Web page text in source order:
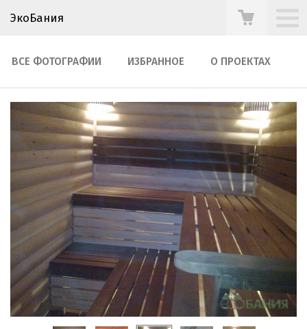
ЭкоБания
ВСЕ ФОТОГРАФИИ ИЗБРАННОЕ О ПРОЕКТАХ